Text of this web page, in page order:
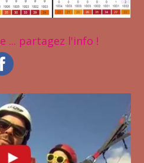
... partagez l'info !